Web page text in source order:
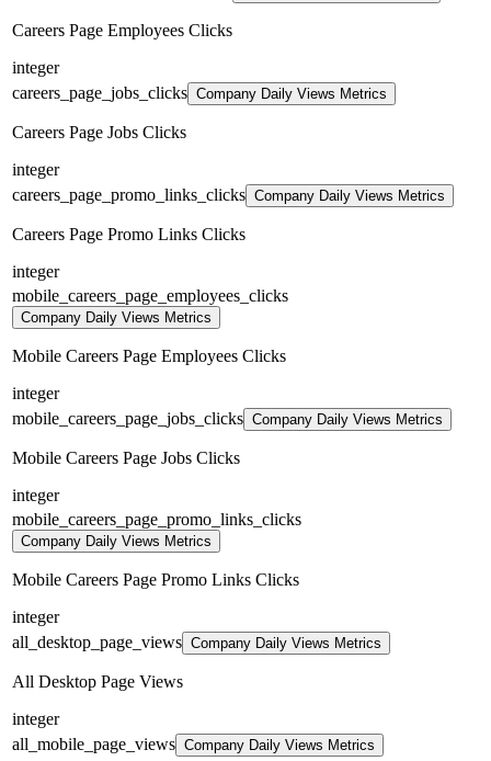
Careers Page Employees Clicks
integer
careers_page_jobs_clicks Company Daily Views Metrics
Careers Page Jobs Clicks
integer
careers_page_promo_links_clicks Company Daily Views Metrics
Careers Page Promo Links Clicks
integer
mobile_careers_page_employees_clicks
Company Daily Views Metrics
Mobile Careers Page Employees Clicks
integer
mobile_careers_page_jobs_clicks Company Daily Views Metrics
Mobile Careers Page Jobs Clicks
integer
mobile_careers_page_promo_links_clicks
Company Daily Views Metrics
Mobile Careers Page Promo Links Clicks
integer
all_desktop_page_views Company Daily Views Metrics
All Desktop Page Views
integer
all_mobile_page_views Company Daily Views Metrics